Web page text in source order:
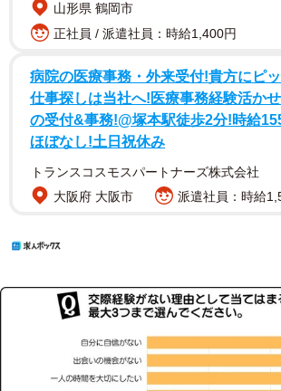
山形県 鶴岡市
正社員 / 派遣社員：時給1,400円
病院の医療事務・外来受付!貴方にピ
仕事探しは当社へ!医療事務経験活か
の受付&事務!@塚本駅徒歩2分!時給
ほぼなし!土日祝休み
トランスコスモスパートナーズ株式会社
大阪府 大阪市
派遣社員：時給